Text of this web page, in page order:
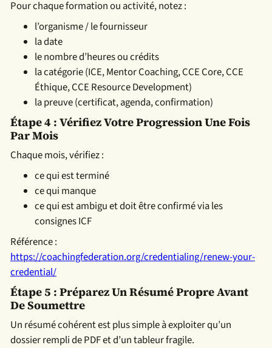
Pour chaque formation ou activité, notez :
l’organisme / le fournisseur
la date
le nombre d’heures ou crédits
la catégorie (ICE, Mentor Coaching, CCE Core, CCE
Éthique, CCE Resource Development)
la preuve (certificat, agenda, confirmation)
Étape 4 : Vérifiez Votre Progression Une Fois
Par Mois
Chaque mois, vérifiez :
ce qui est terminé
ce qui manque
ce qui est ambigu et doit être confirmé via les
consignes ICF
Référence :
https://coachingfederation.org/credentialing/renew-your-
credential/
Étape 5 : Préparez Un Résumé Propre Avant
De Soumettre
Un résumé cohérent est plus simple à exploiter qu’un
dossier rempli de PDF et d’un tableur fragile.